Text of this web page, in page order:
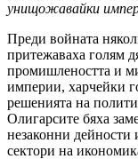
унищожавайки
Преди войната
притежаваха голям
промишлеността и
империи, харчейки
решенията на
Олигарсите бяха
незаконни дейности
сектори на